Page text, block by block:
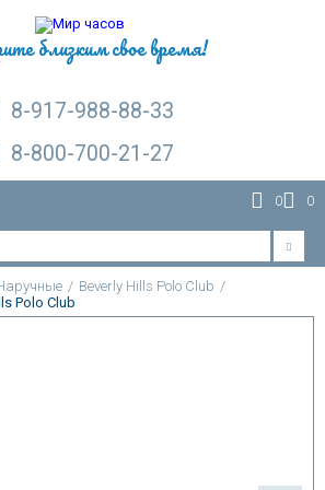
близким свое время!
8-917-988-88-33
8-800-700-21-27
0 0
/ Beverly Hills Polo Club /
Polo Club